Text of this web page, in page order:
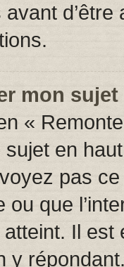
mon sujet
«
en
pas
ou que
atteint. Il
y